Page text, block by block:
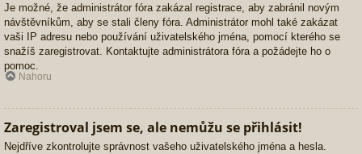
Je možné, že administrátor fóra zakázal registrace, aby zabránil novým
návštěvníkům, aby se stali členy fóra. Administrátor mohl také zakázat
vaši IP adresu nebo používání uživatelského jména, pomocí kterého se
snažíš zaregistrovat. Kontaktujte administrátora fóra a požádejte ho o
pomoc.
Nahoru
Zaregistroval jsem se, ale nemůžu se přihlásit!
Nejdříve zkontrolujte správnost vašeho uživatelského jména a hesla.